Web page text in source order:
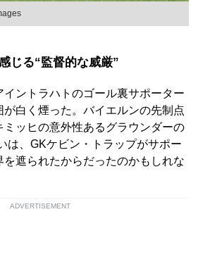
じる“監督的な威厳”
ントラハトのゴール裏サポーター
白く煙った。バイエルンの先制点
ミッヒの意外性あるグラウンダーの
は、GKケビン・トラップがサポー
を遮られたからだったのかもしれな
ADVERTISEMENT